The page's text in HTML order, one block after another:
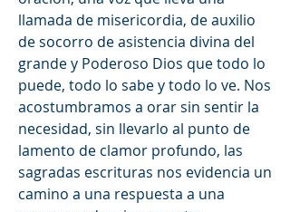
llamada de misericordia, de auxilio
de socorro de asistencia divina del
grande y Poderoso Dios que todo lo
puede, todo lo sabe y todo lo ve. Nos
acostumbramos a orar sin sentir la
necesidad, sin llevarlo al punto de
lamento de clamor profundo, las
sagradas escrituras nos evidencia un
camino a una respuesta a una